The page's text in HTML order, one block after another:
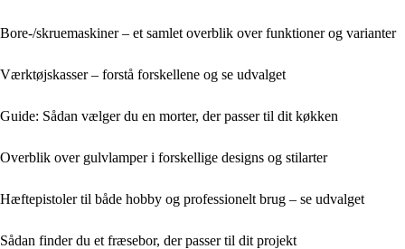
Bore-/skruemaskiner – et samlet overblik over funktioner og varianter
Værktøjskasser – forstå forskellene og se udvalget
Guide: Sådan vælger du en morter, der passer til dit køkken
Overblik over gulvlamper i forskellige designs og stilarter
Hæftepistoler til både hobby og professionelt brug – se udvalget
Sådan finder du et fræsebor, der passer til dit projekt